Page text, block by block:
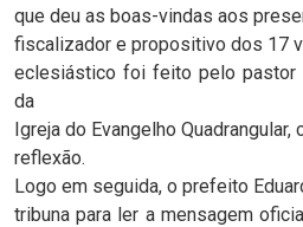
que deu as boas-vindas aos
fiscalizador e propositivo dos 17
eclesiástico foi feito pelo pastor
da
Igreja do Evangelho
reflexão.
Logo em seguida, o prefeito
tribuna para ler a mensagem